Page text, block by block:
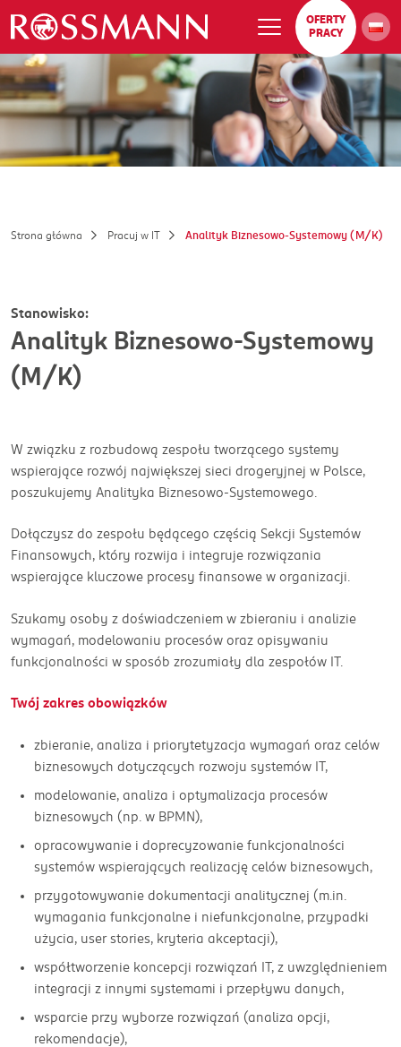
OFERTY
PRACY
Strona główna Pracuj w IT Analityk Biznesowo-Systemowy (M/K)
Stanowisko:
Analityk Biznesowo-Systemowy
(M/K)
W związku z rozbudową zespołu tworzącego systemy
wspierające rozwój największej sieci drogeryjnej w Polsce,
poszukujemy Analityka Biznesowo-Systemowego.
Dołączysz do zespołu będącego częścią Sekcji Systemów
Finansowych, który rozwija i integruje rozwiązania
wspierające kluczowe procesy finansowe w organizacji.
Szukamy osoby z doświadczeniem w zbieraniu i analizie
wymagań, modelowaniu procesów oraz opisywaniu
funkcjonalności w sposób zrozumiały dla zespołów IT.
Twój zakres obowiązków
zbieranie, analiza i priorytetyzacja wymagań oraz celów
biznesowych dotyczących rozwoju systemów IT,
modelowanie, analiza i optymalizacja procesów
biznesowych (np. w BPMN),
opracowywanie i doprecyzowanie funkcjonalności
systemów wspierających realizację celów biznesowych,
przygotowywanie dokumentacji analitycznej (m.in.
wymagania funkcjonalne i niefunkcjonalne, przypadki
użycia, user stories, kryteria akceptacji),
współtworzenie koncepcji rozwiązań IT, z uwzględnieniem
integracji z innymi systemami i przepływu danych,
wsparcie przy wyborze rozwiązań (analiza opcji,
rekomendacje),